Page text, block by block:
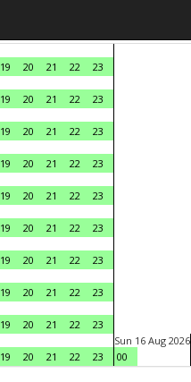
19 20 21 22
23
19 20 21 22
23
19 20 21 22
23
19 20 21 22
23
19 20 21 22
23
19 20 21 22
23
19 20 21 22
23
19 20 21 22
23
19 20 21 22
23
19 20 21 22 23
Sun 16 Aug 2026
00